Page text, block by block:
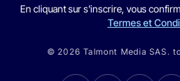
En cliquant sur s'inscrire, vous
Termes et
© 2026 Talmont Media SAS.